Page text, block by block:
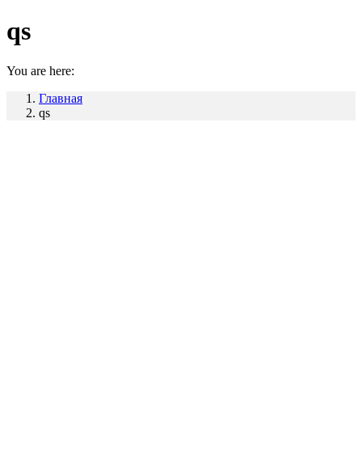
qs
You are here:
Главная
qs